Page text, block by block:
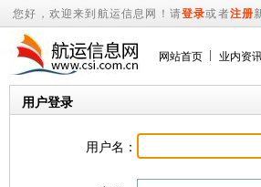
您好，欢迎来到航运信息网！请登录或者注册
网站首页 业内资
用户登录
用户名：